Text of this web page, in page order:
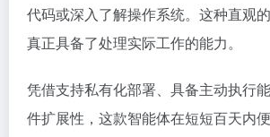
代码或深入了解操作系统。这种直观
真正具备了处理实际工作的能力。
凭借支持私有化部署、具备主动执行
件扩展性，这款智能体在短短百天内